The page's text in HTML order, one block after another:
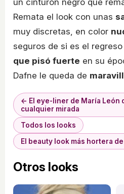
un cinturón negro que
Remata el look con unas
muy discretas, en color
seguros de si es el
que pisó fuerte en su
Dafne le queda de
← El eye-liner de María León
cualquier mirada
Todos los looks
El beauty look más hortera
Otros looks